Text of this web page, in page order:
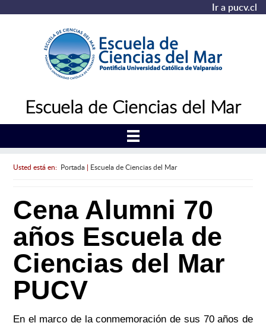
Ir a pucv.cl
Escuela de Ciencias del Mar
Usted está en: Portada| Escuela de Ciencias del Mar
Cena Alumni 70
años Escuela de
Ciencias del Mar
PUCV
En el marco de la conmemoración de sus 70 años de